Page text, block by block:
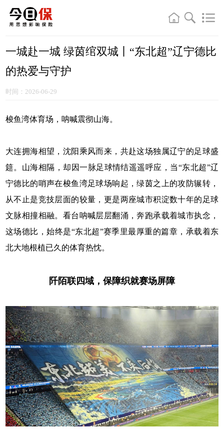
一城赴一城 绿茵绾双城丨“东北超”辽宁德比
的热爱与守护
时间：2026-06-29
梭鱼湾体育场，呐喊震彻山海。
大连拥海相望，沈阳乘风而来，共赴这场独属辽宁的足球盛
筵。山海相隔，却因一脉足球情结遥遥呼应，当“东北超”辽
宁德比的哨声在梭鱼湾足球场响起，绿茵之上的攻防辗转，
从不止是竞技层面的较量，更是两座城市积淀数十年的足球
文脉相撞相融。看台呐喊层层翻涌，奔跑承载着城市执念，
这场德比，始终是“东北超”赛季里最厚重的篇章，承载着东
北大地根植已久的体育热忱。
阡陌联四域，保障织就赛场屏障